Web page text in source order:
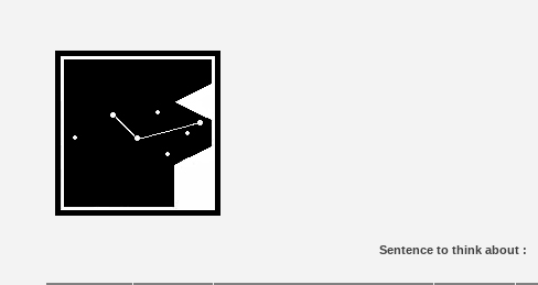
Sentence to think about :